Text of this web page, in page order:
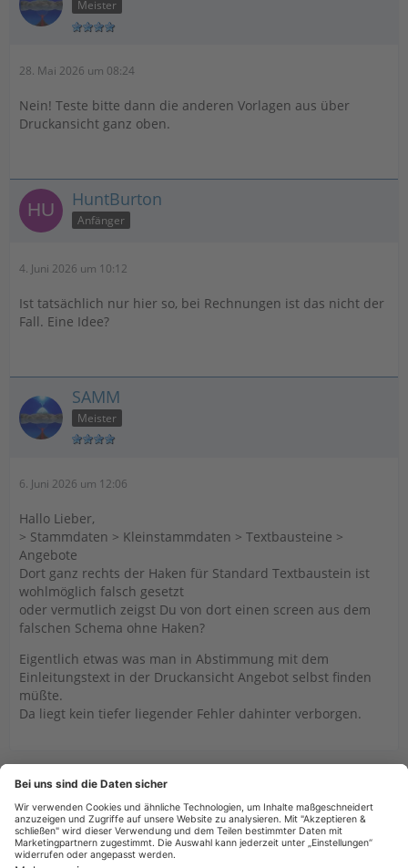
Meister
28. Mai 2026 um 08:24
Nein! Teste bitte dann die anderen Vorlagen aus über
Druckansicht ganz oben.
HuntBurton
Anfänger
4. Juni 2026 um 10:12
Ist tatsächlich nur hier so, bei Rechnungen ist das nicht der
Fall. Eine Idee?
SAMM
Meister
6. Juni 2026 um 12:06
Hallo Lieber,
> Stammdaten > Kleinstammdaten > Textbausteine >
Angebote
Dort ganz rechts der Haken für Standard Textbaustein ist
wohlmöglich falsch gesetzt
oder vermutlich zeigst Du von dort einen screen aus dem
falschen Schema ohne Haken?
Eigentlich etwas was man in Abstimmung mit dem
Einleitungstext in der Druckansicht Angebot selbst finden
müßte.
Da liegt kein tiefer liegender Fehler dahinter verborgen.
Benutzer online in diesem Thema
1 Besucher